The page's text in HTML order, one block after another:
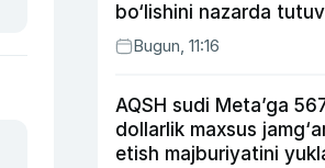
bo‘lishini nazarda
qonunni ma’qulladi
Bugun, 11:16
AQSH sudi Meta’ga
dollarlik maxsus
etish majburiyatini